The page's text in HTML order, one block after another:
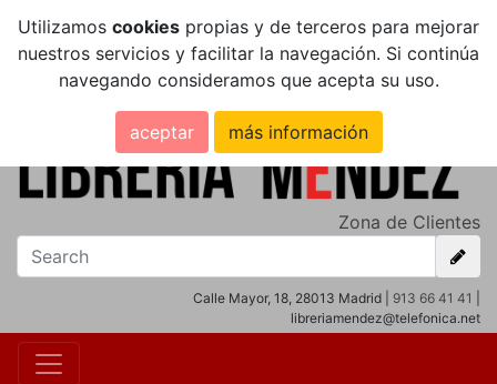
Utilizamos cookies propias y de terceros para mejorar
nuestros servicios y facilitar la navegación. Si continúa
navegando consideramos que acepta su uso.
aceptar más información
Zona de Clientes
Calle Mayor, 18, 28013 Madrid | 913 66 41 41
libreriamendez@telefonica.net